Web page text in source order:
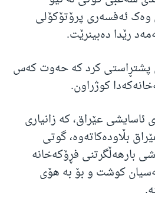
وه‌ک ئه‌فسه‌ری پرۆتۆکۆلی
رێدا ده‌بینرێت.
پشتڕاستی کرد که‌ حه‌وت که‌س
کوژراون.
عێراق، که‌ زانیاری
بڵاوده‌کاته‌وه‌، گوتی
بارهه‌ڵگرتنی فڕۆکه‌خانه‌
کوشت و بۆ به‌ هۆی